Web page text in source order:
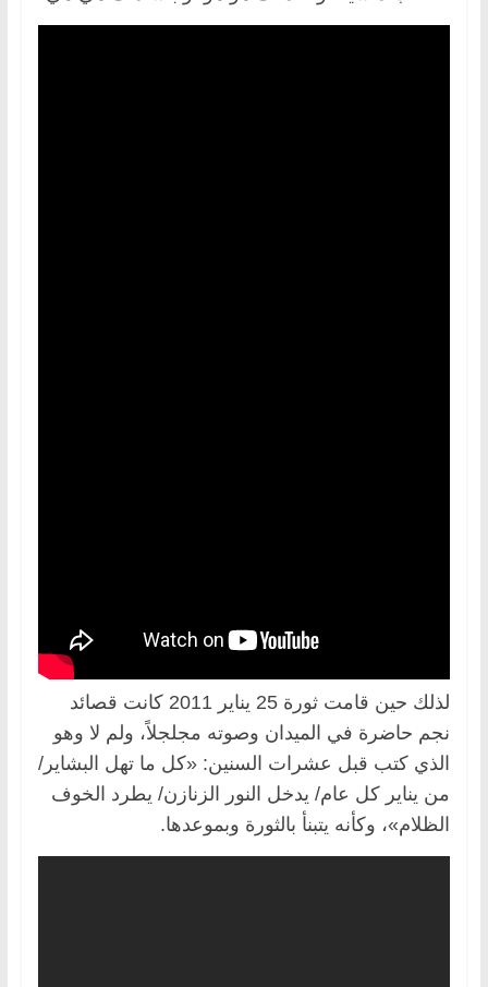
لذلك حين قامت ثورة 25 يناير 2011 كانت قصائد
نجم حاضرة في الميدان وصوته مجلجلاً، ولم لا وهو
الذي كتب قبل عشرات السنين: «كل ما تهل البشاير/
من يناير كل عام/ يدخل النور الزنازن/ يطرد الخوف
الظلام»، وكأنه يتبنأ بالثورة وبموعدها.